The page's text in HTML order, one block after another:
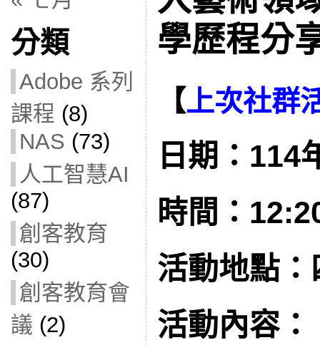
分類
Adobe 系列
課程 (8)
NAS (73)
人工智慧AI
(87)
創客教育
(30)
創客教育會
議 (2)
學歷程分
【上次社群
日期：114
時間：
活動地點
活動內容：